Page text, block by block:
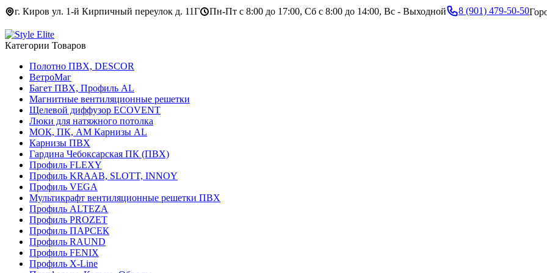
г. Киров ул. 1-й Кирпичный переулок д. 11Г Пн-Пт с 8:00 до 17:00, Сб с 8:00 до 14:00, Вс - Выходной 8 (901) 479-50-50
Категории Товаров
Полотно ПВХ, DESCOR
ВетроМаг
Багет ПВХ, Профиль AL
Магнитные вентиляционные решетки
Щелевой диффузор ECOVENT
Люки для натяжного потолка
МОК, ПК, АМ Карнизы AL
Карнизы ПВХ
Гардина Чебоксарская ПК (ПВХ)
Профиль FLEXY
Профиль KRAAB, SLOTT, INNOY
Профиль VEGA
Мультикрафт вентиляционные решетки ПВХ
Профиль ALTEZA
Профиль PROZET
Профиль ПАРСЕК
Профиль RAUND
Профиль FENIX
Профиль Х-Line